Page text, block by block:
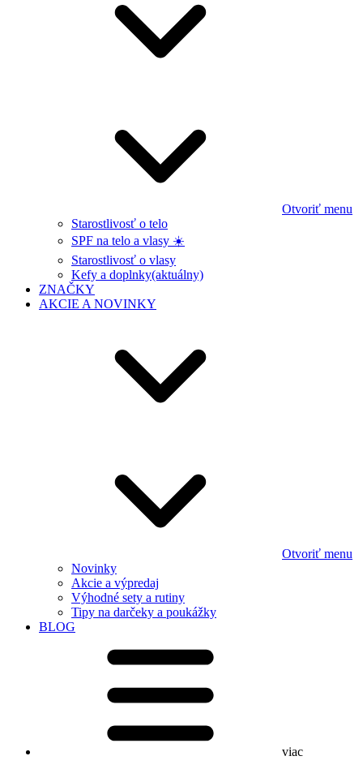
Otvoriť menu
Starostlivosť o telo
SPF na telo a vlasy ☀️
Starostlivosť o vlasy
Kefy a doplnky(aktuálny)
ZNAČKY
AKCIE A NOVINKY
Otvoriť menu
Novinky
Akcie a výpredaj
Výhodné sety a rutiny
Tipy na darčeky a poukážky
BLOG
viac